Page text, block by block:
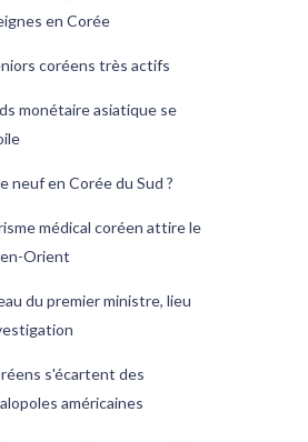
en Corée
coréens très actifs
monétaire asiatique se
neuf en Corée du Sud ?
médical coréen attire le
Orient
du premier ministre, lieu
s'écartent des
américaines